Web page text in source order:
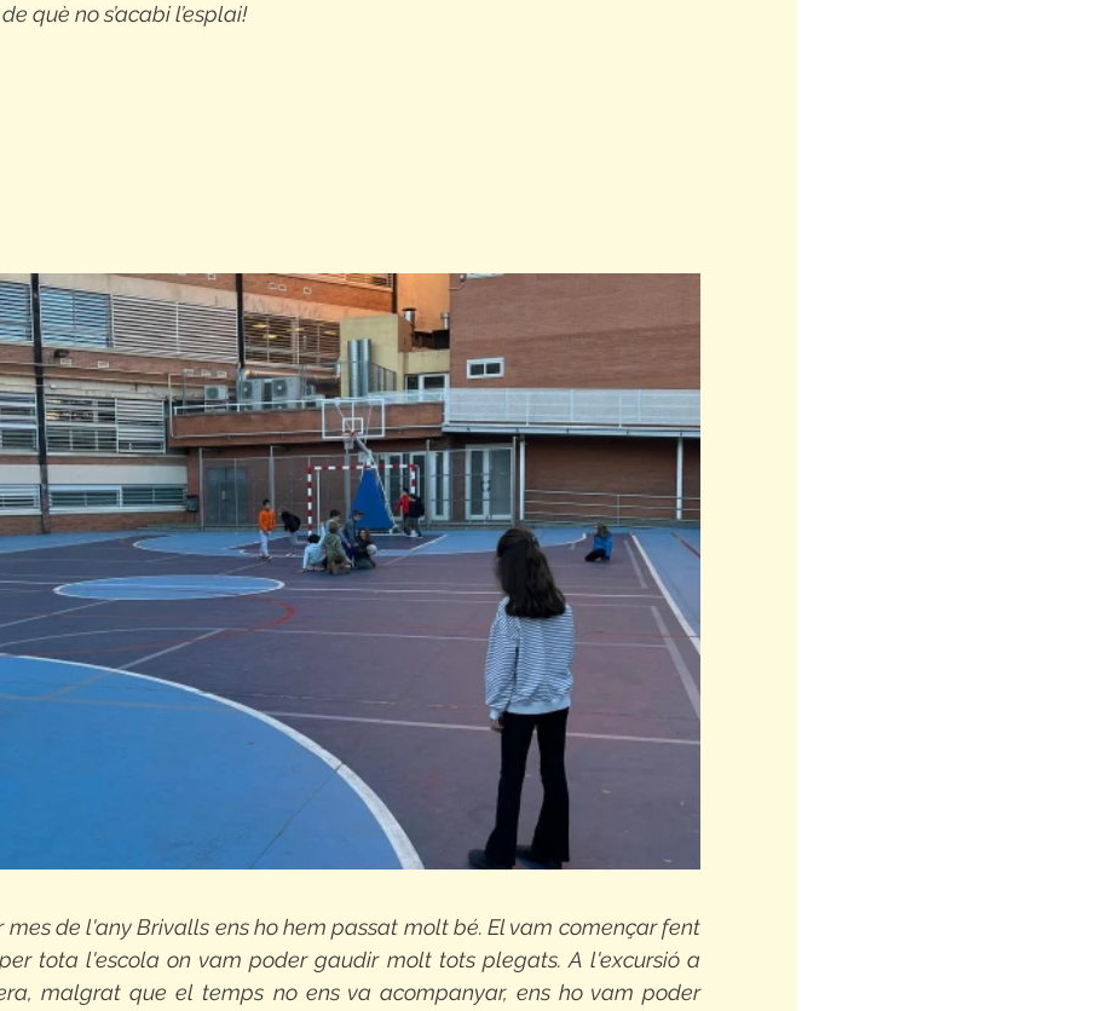
què no s’acabi l’esplai!
mes de l'any Brivalls ens ho hem passat molt bé. El vam començar fent
tota l'escola on vam poder gaudir molt tots plegats. A l'excursió a
malgrat que el temps no ens va acompanyar, ens ho vam poder